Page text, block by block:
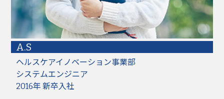
A.S
ヘルスケアイノベーション事業部
システムエンジニア
2016年 新卒入社